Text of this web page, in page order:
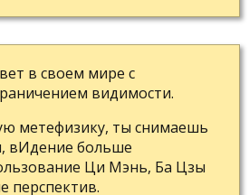
в своем мире с
видимости.
метефизику, ты снимаешь
вИдение больше
Ци Мэнь, Ба Цзы
перспектив.